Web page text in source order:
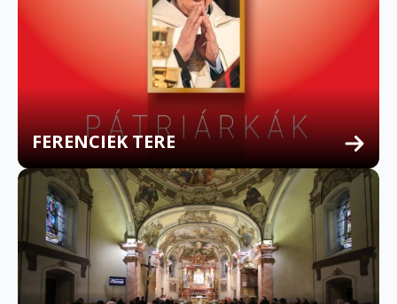
FERENCIEK TERE